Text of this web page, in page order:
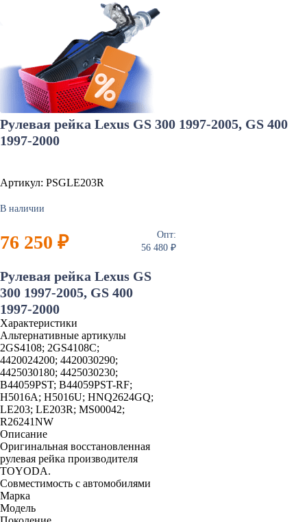
Рулевая рейка Lexus GS 300 1997-2005, GS 400
1997-2000
Артикул: PSGLE203R
В наличии
76 250 ₽
Опт:
56 480 ₽
Рулевая рейка Lexus GS
300 1997-2005, GS 400
1997-2000
Характеристики
Альтернативные артикулы
2GS4108; 2GS4108C;
4420024200; 4420030290;
4425030180; 4425030230;
B44059PST; B44059PST-RF;
H5016A; H5016U; HNQ2624GQ;
LE203; LE203R; MS00042;
R26241NW
Описание
Оригинальная восстановленная
рулевая рейка производителя
TOYODA.
Совместимость с автомобилями
Марка
Модель